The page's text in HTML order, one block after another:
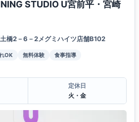
STUDIO U宮前平・宮崎
橋2－6－2メグミハイツ店舗B102
OK 無料体験
食事指導
定休日
火・金